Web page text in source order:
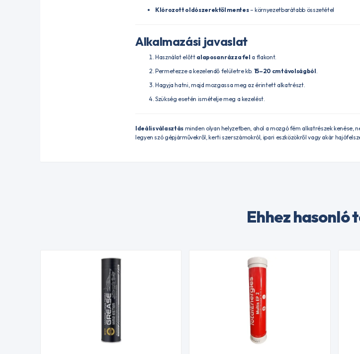
Klórozott oldószerektől mentes– környezetbarátabb összetétel
Alkalmazási javaslat
Használat előtt alaposan rázza fel a flakont.
Permetezze a kezelendő felületre kb. 15–20 cm távolságból.
Hagyja hatni, majd mozgassa meg az érintett alkatrészt.
Szükség esetén ismételje meg a kezelést.
Ideális választásminden olyan helyzetben, ahol a mozgó fém alkatrészek kenése,
legyen szó gépjárművekről, kerti szerszámokról, ipari eszközökről vagy akár
Ehhez hasonló